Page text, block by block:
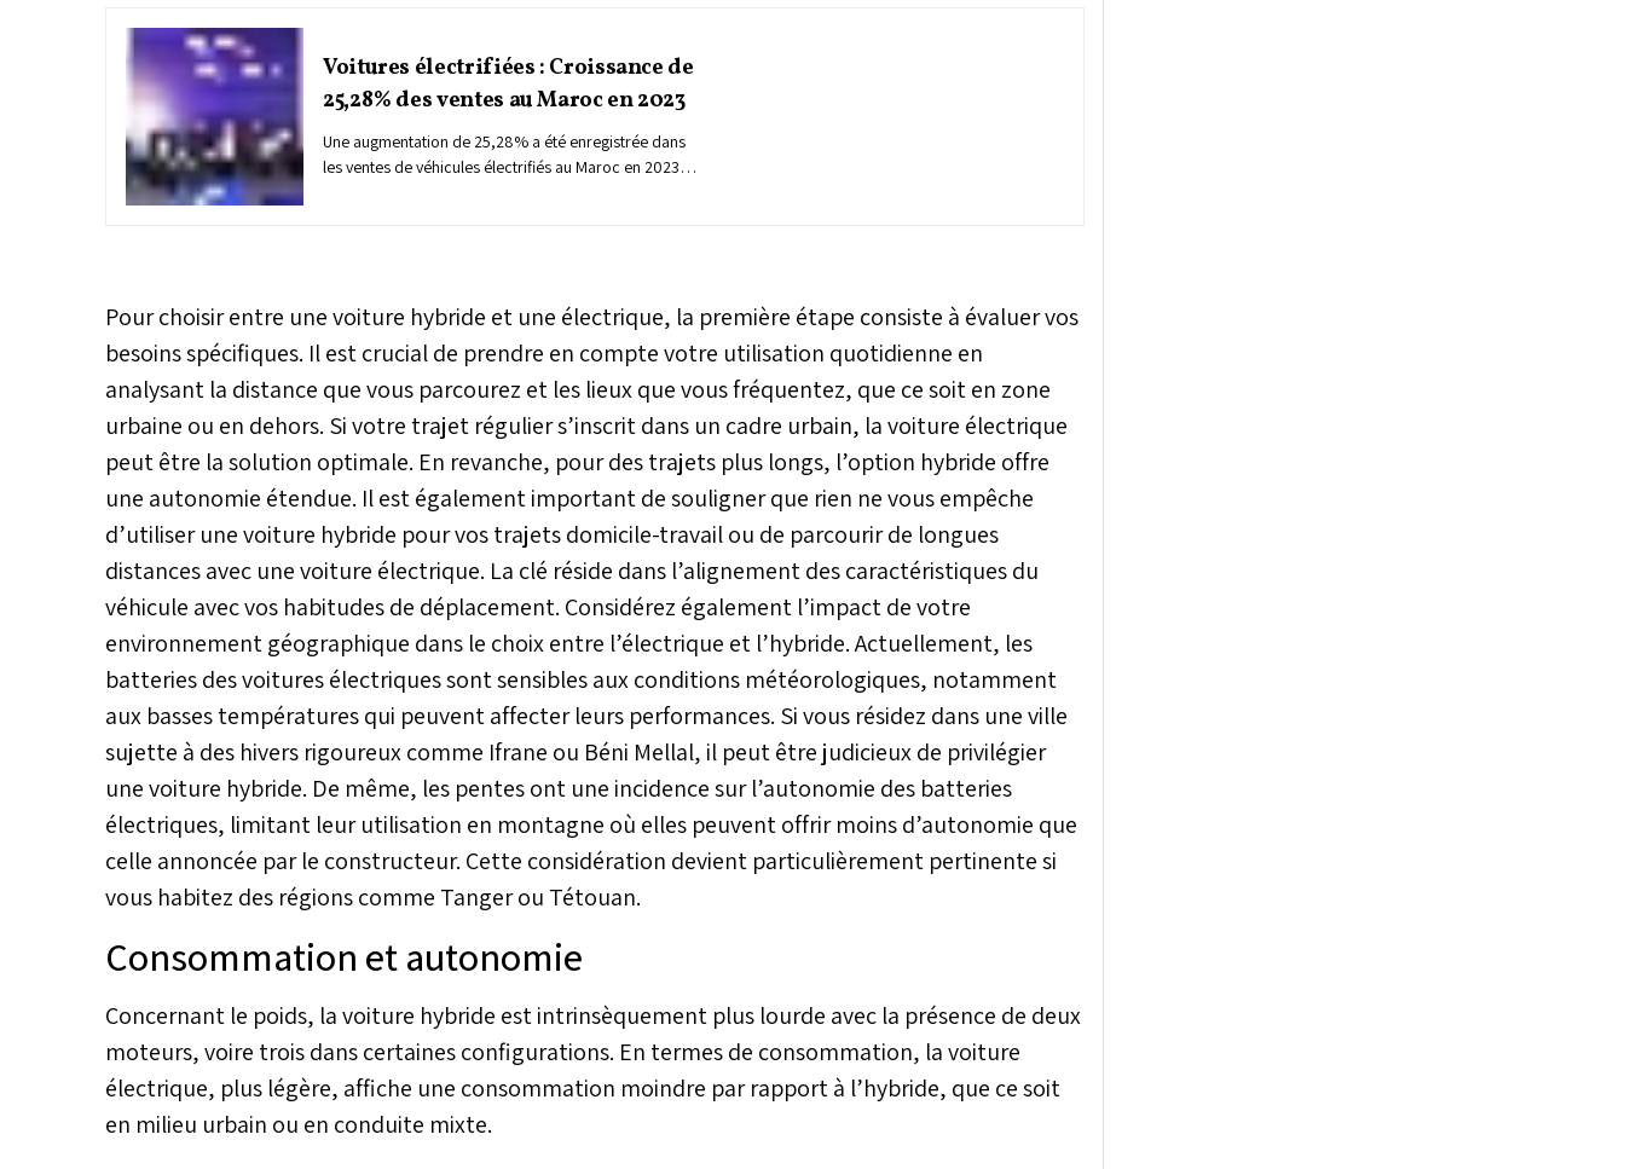
Voitures électrifiées : Croissance de
25,28% des ventes au Maroc en 2023
Une augmentation de 25,28% a été enregistrée dans
les ventes de véhicules électrifiés au Maroc en 2023,
Pour choisir entre une voiture hybride et une électrique, la première étape consiste à évaluer vos
besoins spécifiques. Il est crucial de prendre en compte votre utilisation quotidienne en
analysant la distance que vous parcourez et les lieux que vous fréquentez, que ce soit en zone
urbaine ou en dehors. Si votre trajet régulier s’inscrit dans un cadre urbain, la voiture électrique
peut être la solution optimale. En revanche, pour des trajets plus longs, l’option hybride offre
une autonomie étendue. Il est également important de souligner que rien ne vous empêche
d’utiliser une voiture hybride pour vos trajets domicile-travail ou de parcourir de longues
distances avec une voiture électrique. La clé réside dans l’alignement des caractéristiques du
véhicule avec vos habitudes de déplacement. Considérez également l’impact de votre
environnement géographique dans le choix entre l’électrique et l’hybride. Actuellement, les
batteries des voitures électriques sont sensibles aux conditions météorologiques, notamment
aux basses températures qui peuvent affecter leurs performances. Si vous résidez dans une ville
sujette à des hivers rigoureux comme Ifrane ou Béni Mellal, il peut être judicieux de privilégier
une voiture hybride. De même, les pentes ont une incidence sur l’autonomie des batteries
électriques, limitant leur utilisation en montagne où elles peuvent offrir moins d’autonomie que
celle annoncée par le constructeur. Cette considération devient particulièrement pertinente si
vous habitez des régions comme Tanger ou Tétouan.
Consommation et autonomie
Concernant le poids, la voiture hybride est intrinsèquement plus lourde avec la présence de deux
moteurs, voire trois dans certaines configurations. En termes de consommation, la voiture
électrique, plus légère, affiche une consommation moindre par rapport à l’hybride, que ce soit
en milieu urbain ou en conduite mixte.